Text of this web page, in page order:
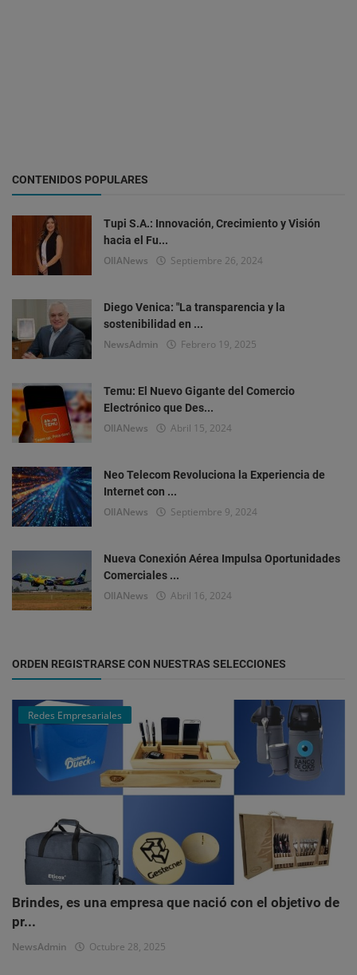
CONTENIDOS POPULARES
Tupi S.A.: Innovación, Crecimiento y Visión
hacia el Fu...
OlIANews Septiembre 26, 2024
Diego Venica: "La transparencia y la
sostenibilidad en ...
NewsAdmin Febrero 19, 2025
Temu: El Nuevo Gigante del Comercio
Electrónico que Des...
OlIANews Abril 15, 2024
Neo Telecom Revoluciona la Experiencia de
Internet con ...
OlIANews Septiembre 9, 2024
Nueva Conexión Aérea Impulsa Oportunidades
Comerciales ...
OlIANews Abril 16, 2024
ORDEN REGISTRARSE CON NUESTRAS SELECCIONES
Redes Empresariales
Brindes, es una empresa que nació con el objetivo de
pr...
NewsAdmin Octubre 28, 2025